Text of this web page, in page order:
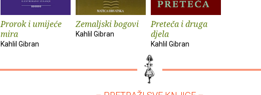
Prorok i umijeće
mira
Kahlil Gibran
Zemaljski bogovi
Kahlil Gibran
Preteča i druga
djela
Kahlil Gibran